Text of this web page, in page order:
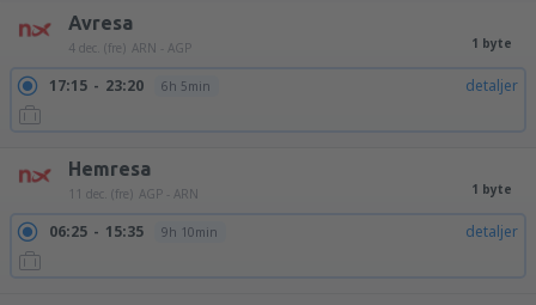
Avresa
4 dec. (fre) ARN - AGP 1 byte
17:15 23:20 6h 5min detaljer
Hemresa
11 dec. (fre) AGP - ARN 1 byte
06:25 15:35 9h 10min detaljer